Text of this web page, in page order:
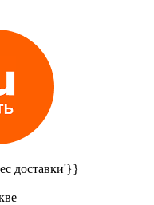
доставки'}}